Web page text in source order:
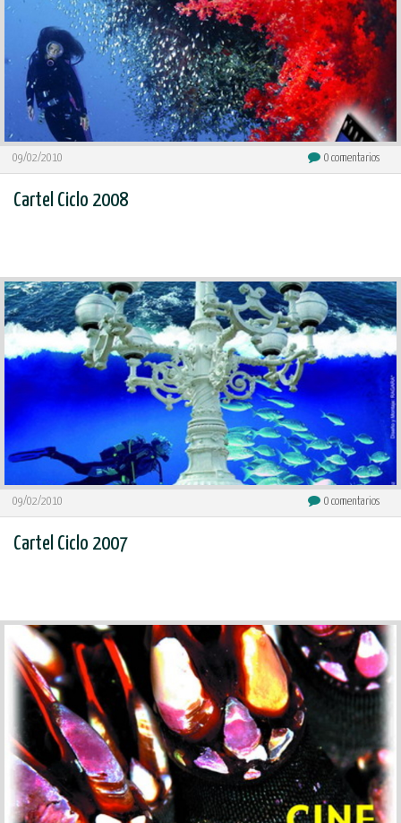
09/02/2010 0 comentarios
Cartel Ciclo 2008
09/02/2010 0 comentarios
Cartel Ciclo 2007